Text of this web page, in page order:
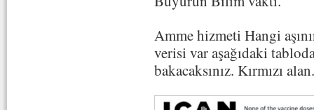
Amme hizmeti Hangi
verisi var aşağıdaki
bakacaksınız. Kırmızı alan.